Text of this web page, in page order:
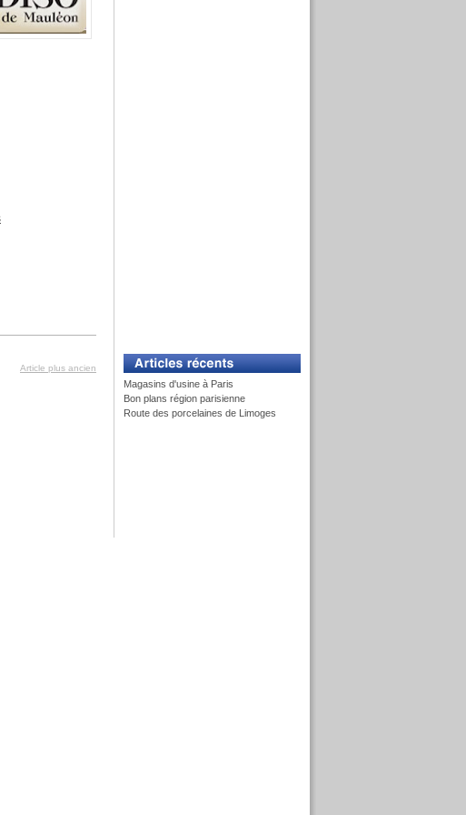
Article plus ancien
Magasins d'usine à Paris
Bon plans région parisienne
Route des porcelaines de Limoges